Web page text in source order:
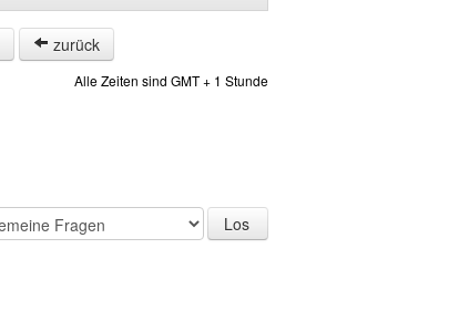
zurück
Alle Zeiten sind GMT + 1 Stunde